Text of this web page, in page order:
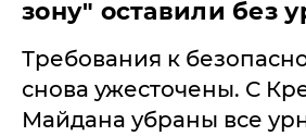
зону" оставили без
Требования к
снова ужесточены. С
Майдана убраны все